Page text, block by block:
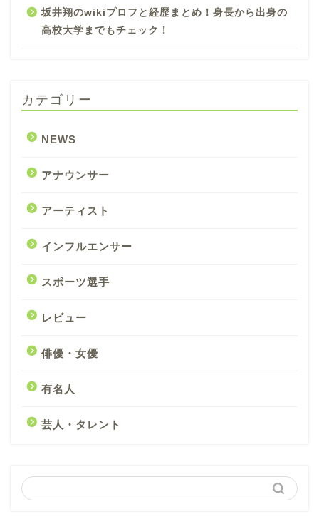
坂井翔のwikiプロフと経歴まとめ！身長から出身の
高校大学までもチェック！
カテゴリー
NEWS
アナウンサー
アーティスト
インフルエンサー
スポーツ選手
レビュー
俳優・女優
有名人
芸人・タレント